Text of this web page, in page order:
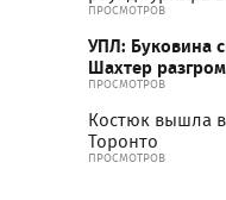
ПРОСМОТРОВ
УПЛ: Буковина
Шахтер
ПРОСМОТРОВ
Костюк вышла
Торонто
ПРОСМОТРОВ